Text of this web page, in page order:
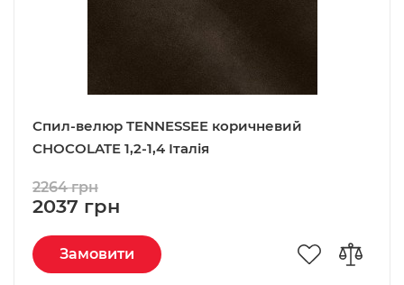
Спил-велюр TENNESSEE коричневий
CHOCOLATE 1,2-1,4 Італія
2037 грн
2264 грн
Замовити